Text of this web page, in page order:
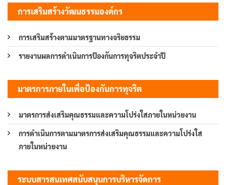
การเสริมสร้างวัฒนธรรมองค์กร
การเสริมสร้างตามมาตรฐานทางจริยธรรม
รายงานผลการดำเนินการป้องกันการทุจริตประจำปี
มาตรการภายในเพื่อป้องกันการทุจริต
มาตรการส่งเสริมคุณธรรมและความโปร่งใสภายในหน่วยงาน
การดำเนินการตามมาตรการส่งเสริมคุณธรรมและความโปร่งใส
ภายในหน่วยงาน
ระบบสารสนเทศสนับสนุนการบริหารจัดการ